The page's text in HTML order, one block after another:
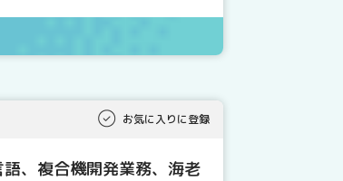
お気に入りに登録
、複合機開発業務、海老